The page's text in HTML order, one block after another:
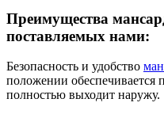
Преимущества
поставляемых нами:
Безопасность и удобство
положении обеспечивается
полностью выходит наружу.